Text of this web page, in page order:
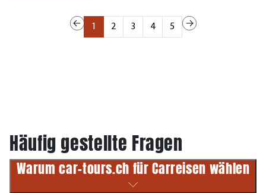
1 2 3 4 5
Häufig gestellte Fragen
Warum car-tours.ch für Carreisen wählen